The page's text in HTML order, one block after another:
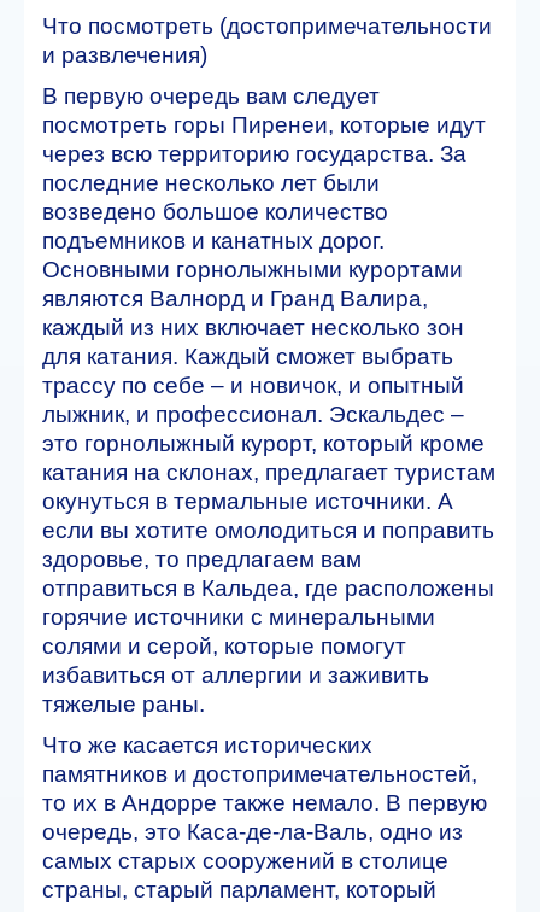
Что посмотреть (достопримечательности
и развлечения)
В первую очередь вам следует
посмотреть горы Пиренеи, которые идут
через всю территорию государства. За
последние несколько лет были
возведено большое количество
подъемников и канатных дорог.
Основными горнолыжными курортами
являются Валнорд и Гранд Валира,
каждый из них включает несколько зон
для катания. Каждый сможет выбрать
трассу по себе – и новичок, и опытный
лыжник, и профессионал. Эскальдес –
это горнолыжный курорт, который кроме
катания на склонах, предлагает туристам
окунуться в термальные источники. А
если вы хотите омолодиться и поправить
здоровье, то предлагаем вам
отправиться в Кальдеа, где расположены
горячие источники с минеральными
солями и серой, которые помогут
избавиться от аллергии и заживить
тяжелые раны.
Что же касается исторических
памятников и достопримечательностей,
то их в Андорре также немало. В первую
очередь, это Каса-де-ла-Валь, одно из
самых старых сооружений в столице
страны, старый парламент, который